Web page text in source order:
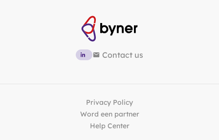
Contact us
Privacy Policy
Word een partner
Help Center